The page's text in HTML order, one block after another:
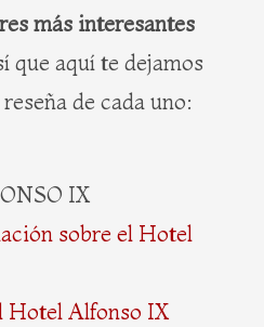
más interesantes
que aquí te dejamos
de cada uno:
IX
sobre el Hotel
Hotel Alfonso IX